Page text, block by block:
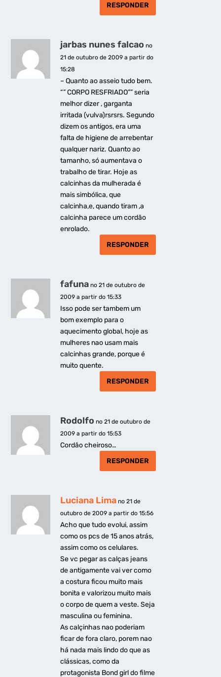
RESPONDER
jarbas nunes falcao no
21 de outubro de 2009 a partir do
15:28
– Quanto ao asseio tudo bem.
“” CORPO RESFRIADO”” seria
melhor dizer , garganta
irritada (vulva)rsrsrs. Segundo
dizem os antigos, era uma
falta de higiene de arrebentar
qualquer nariz. Quanto ao
tamanho, só aumentava o
trabalho de tirar. Hoje as
calcinhas da mulherada é
mais simbólica, que
calcinha,e, quando tiram ,a
calcinha parece um cordão
enrolado.
RESPONDER
fafuna no 21 de outubro de
2009 a partir do 15:33
Isso pode ser tambem um
bom exemplo para o
aquecimento global, hoje as
mulheres nao usam mais
calcinhas grande, porque é
muito quente.
RESPONDER
Rodolfo no 21 de outubro de
2009 a partir do 15:53
Cordão cheiroso…
RESPONDER
Luciana Lima no 21 de
outubro de 2009 a partir do 15:56
Acho que tudo evolui, assim
como os pcs de 15 anos atrás,
assim como os celulares.
Se vc pegar as calças jeans
de antigamente vai ver como
a costura ficou muito mais
bonita e valorizou muito mais
o corpo de quem a veste. Seja
masculina ou feminina.
As calçinhas nao poderiam
ficar de fora claro, porem nao
há nada mais lindo do que as
clássicas, como da
protagonista Bond girl do filme